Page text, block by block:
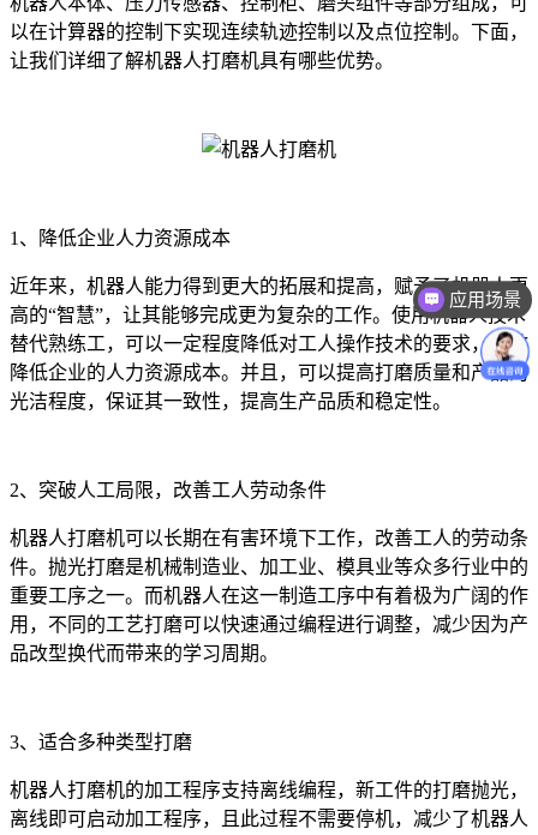
以在计算器的控制下实现连续轨迹控制以及点位控制。下面，
让我们详细了解机器人打磨机具有哪些优势。
1、降低企业人力资源成本
近年来，机器人能力得到更大的拓展和提高，赋予了机器人更
高的“智慧”，让其能够完成更为复杂的工作。使用机器人技术
替代熟练工，可以一定程度降低对工人操作技术的要求，有效
降低企业的人力资源成本。并且，可以提高打磨质量和产品的
光洁程度，保证其一致性，提高生产品质和稳定性。
2、突破人工局限，改善工人劳动条件
机器人打磨机可以长期在有害环境下工作，改善工人的劳动条
件。抛光打磨是机械制造业、加工业、模具业等众多行业中的
重要工序之一。而机器人在这一制造工序中有着极为广阔的作
用，不同的工艺打磨可以快速通过编程进行调整，减少因为产
品改型换代而带来的学习周期。
3、适合多种类型打磨
机器人打磨机的加工程序支持离线编程，新工件的打磨抛光，
离线即可启动加工程序，且此过程不需要停机，减少了机器人
应用场景